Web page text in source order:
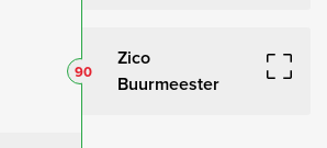
Zico
Buurmeester
90